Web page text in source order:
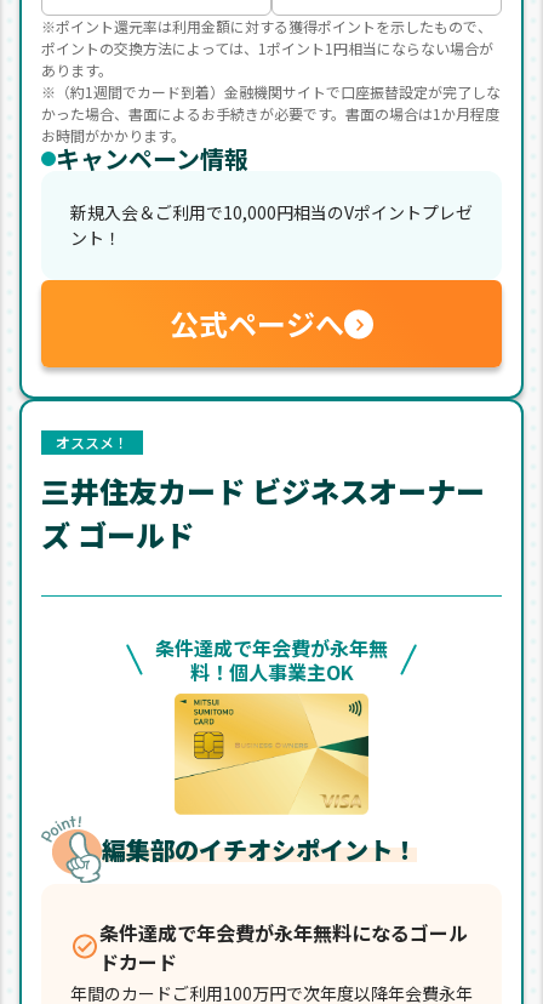
※ポイント還元率は利用金額に対する獲得ポイントを示したもので、
ポイントの交換方法によっては、1ポイント1円相当にならない場合が
あります。
※（約1週間でカード到着）金融機関サイトで口座振替設定が完了しな
かった場合、書面によるお手続きが必要です。書面の場合は1か月程度
お時間がかかります。
キャンペーン情報
新規入会＆ご利用で10,000円相当のVポイントプレゼ
ント！
公式ページへ
オススメ！
三井住友カード ビジネスオーナー
ズ ゴールド
条件達成で年会費が永年無
料！個人事業主OK
編集部のイチオシポイント！
条件達成で年会費が永年無料になるゴール
ドカード
年間のカードご利用100万円で次年度以降年会費永年